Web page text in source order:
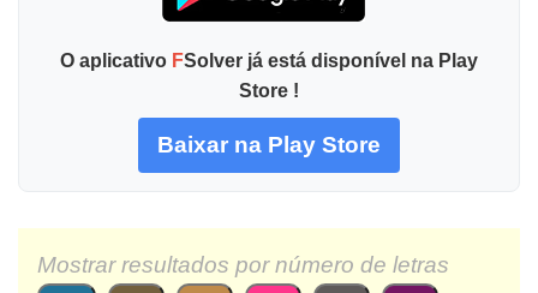
O aplicativo FSolver já está disponível na Play
Store !
Baixar na Play Store
Mostrar resultados por número de letras